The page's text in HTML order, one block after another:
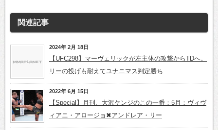
関連記事
2024年 2月 18日
【UFC298】マーヴェリックが左主体の攻撃からTDへ。
リーの投げも耐えてユナニマス判定勝ち
2022年 6月 15日
【Special】月刊、大沢ケンジのこの一番：5月：ヴィヴ
ィアニ・アロージョ✖アンドレア・リー